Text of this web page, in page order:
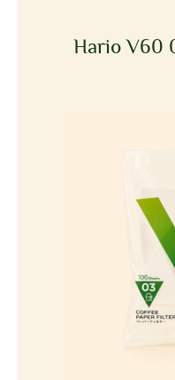
Hario V60